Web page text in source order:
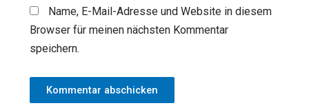
Name, E-Mail-Adresse und Website in diesem
Browser für meinen nächsten Kommentar
speichern.